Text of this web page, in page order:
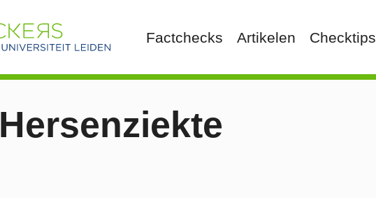
Factchecks Artikelen Checktips
Hersenziekte